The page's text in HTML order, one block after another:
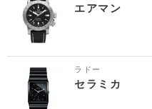
エアマン
ラドー
セラミカ